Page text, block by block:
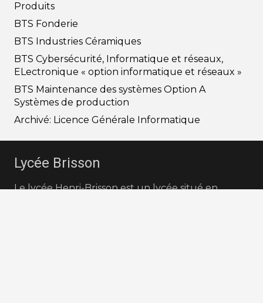
Produits
BTS Fonderie
BTS Industries Céramiques
BTS Cybersécurité, Informatique et réseaux,
ELectronique « option informatique et réseaux »
BTS Maintenance des systèmes Option A
Systèmes de production
Archivé: Licence Générale Informatique
Lycée Brisson
Le lycée Henri-Brisson est un lycée situé en